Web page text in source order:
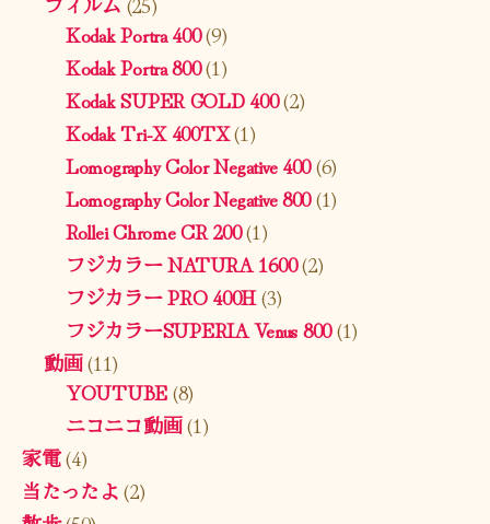
Kodak Portra 400(9)
Kodak Portra 800(1)
Kodak SUPER GOLD 400(2)
Kodak Tri-X 400TX(1)
Lomography Color Negative 400(6)
Lomography Color Negative 800(1)
Rollei Chrome CR 200(1)
フジカラー NATURA 1600(2)
フジカラー PRO 400H(3)
フジカラーSUPERIA Venus 800(1)
動画(11)
YOUTUBE(8)
ニコニコ動画(1)
家電(4)
当たったよ(2)